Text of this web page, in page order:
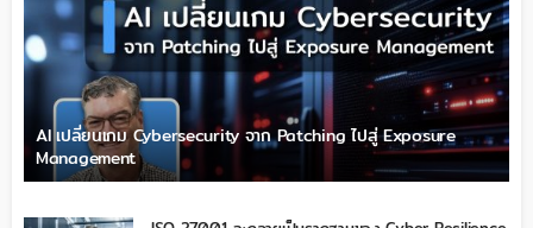
AI เปลี่ยนเกม Cybersecurity จาก Patching ไปสู่ Exposure
Management